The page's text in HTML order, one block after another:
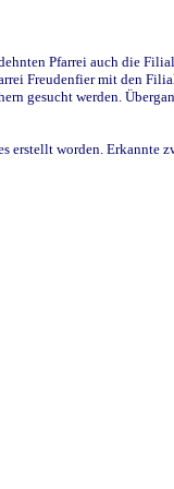
Pfarrei auch die
Freudenfier mit den
gesucht werden.
erstellt worden. Erkannte